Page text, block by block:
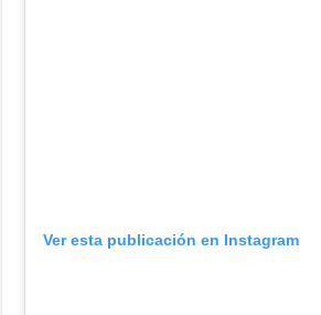
Ver esta publicación en Instagram